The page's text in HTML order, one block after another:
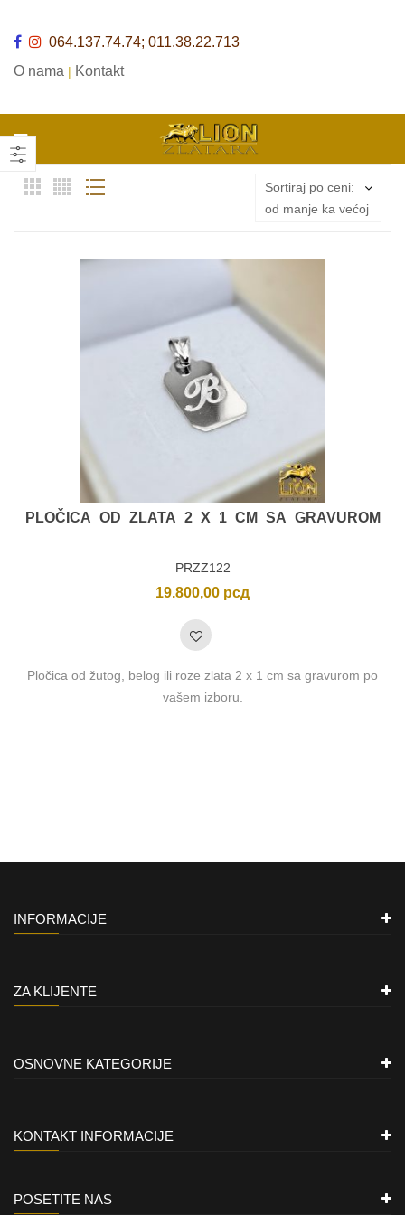
064.137.74.74; 011.38.22.713
O nama | Kontakt
Sortiraj po ceni:
od manje ka većoj
PLOČICA OD ZLATA 2 X 1 CM SA GRAVUROM
PRZZ122
19.800,00 рсд
Pločica od žutog, belog ili roze zlata 2 x 1 cm sa gravurom po
vašem izboru.
INFORMACIJE
ZA KLIJENTE
OSNOVNE KATEGORIJE
KONTAKT INFORMACIJE
POSETITE NAS